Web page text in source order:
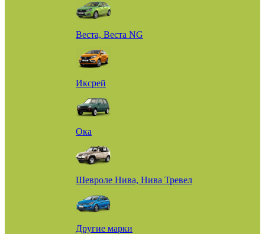
Веста, Веста NG
Иксрей
Ока
Шевроле Нива, Нива Тревел
Другие марки